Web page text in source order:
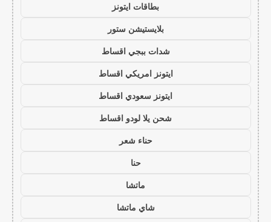
بطاقات ايتونز
بلايستيشن ستور
شدات ببجي اقساط
ايتونز امريكي اقساط
ايتونز سعودي اقساط
شحن يلا لودو اقساط
حناء شعر
حنا
ماتشا
شاي ماتشا